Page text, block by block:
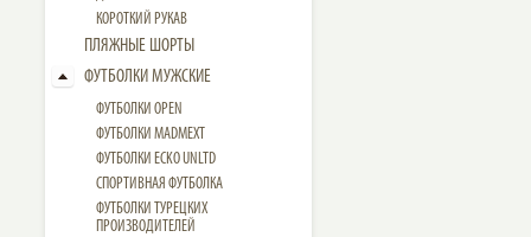
КОРОТКИЙ РУКАВ
ПЛЯЖНЫЕ ШОРТЫ
ФУТБОЛКИ МУЖСКИЕ
ФУТБОЛКИ OPEN
ФУТБОЛКИ MADMEXT
ФУТБОЛКИ ECKO UNLTD
СПОРТИВНАЯ ФУТБОЛКА
ФУТБОЛКИ ТУРЕЦКИХ
ПРОИЗВОДИТЕЛЕЙ